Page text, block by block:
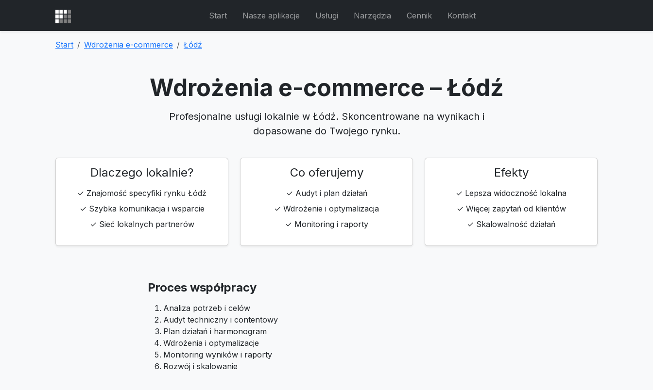
Start Nasze aplikacje Usługi Narzędzia Cennik Kontakt
Start Wdrożenia e-commerce Łódź
Wdrożenia e-commerce – Łódź
Profesjonalne usługi lokalnie w Łódź. Skoncentrowane na wynikach i
dopasowane do Twojego rynku.
Dlaczego lokalnie?
✓ Znajomość specyfiki rynku Łódź
✓ Szybka komunikacja i wsparcie
✓ Sieć lokalnych partnerów
Co oferujemy
✓ Audyt i plan działań
✓ Wdrożenie i optymalizacja
✓ Monitoring i raporty
Efekty
✓ Lepsza widoczność lokalna
✓ Więcej zapytań od klientów
✓ Skalowalność działań
Proces współpracy
Analiza potrzeb i celów
Audyt techniczny i contentowy
Plan działań i harmonogram
Wdrożenia i optymalizacje
Monitoring wyników i raporty
Rozwój i skalowanie